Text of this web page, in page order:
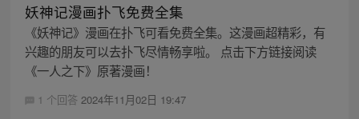
妖神记漫画扑飞免费全集
《妖神记》漫画在扑飞可看免费全集。这漫画超精彩，有
兴趣的朋友可以去扑飞尽情畅享啦。 点击下方链接阅读
《一人之下》原著漫画！
1 个回答 2024年11月02日 19:47